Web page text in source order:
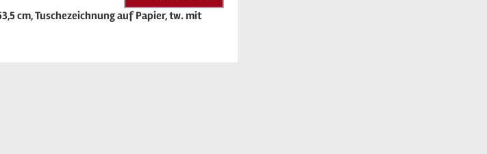
cm, Tuschezeichnung auf Papier, tw. mit